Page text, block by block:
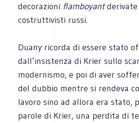
decorazioni flamboyantderivate
costruttivisti russi.
Duany ricorda di essere stato
dall’insistenza di Krier sullo
modernismo, e poi di aver
del dubbio mentre si rendeva
lavoro sino ad allora era stato,
parole di Krier, una perdita di